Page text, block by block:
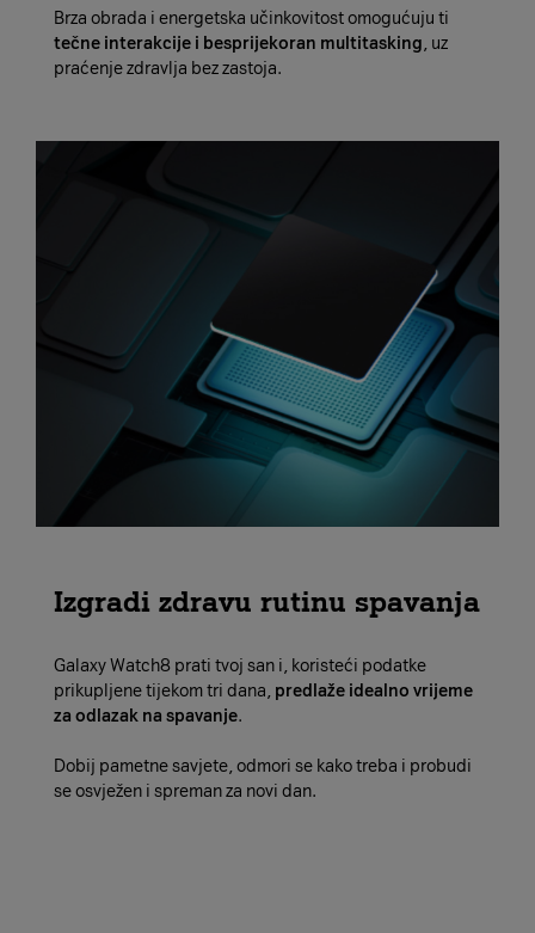
Brza obrada i energetska učinkovitost omogućuju ti
tečne interakcije i besprijekoran multitasking, uz
praćenje zdravlja bez zastoja.
Izgradi zdravu rutinu spavanja
Galaxy Watch8 prati tvoj san i, koristeći podatke
prikupljene tijekom tri dana, predlaže idealno vrijeme
za odlazak na spavanje.
Dobij pametne savjete, odmori se kako treba i probudi
se osvježen i spreman za novi dan.